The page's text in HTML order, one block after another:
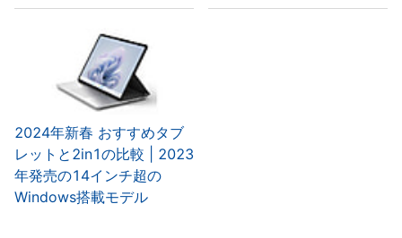
2024年新春 おすすめタブ
レットと2in1の比較 | 2023
年発売の14インチ超の
Windows搭載モデル